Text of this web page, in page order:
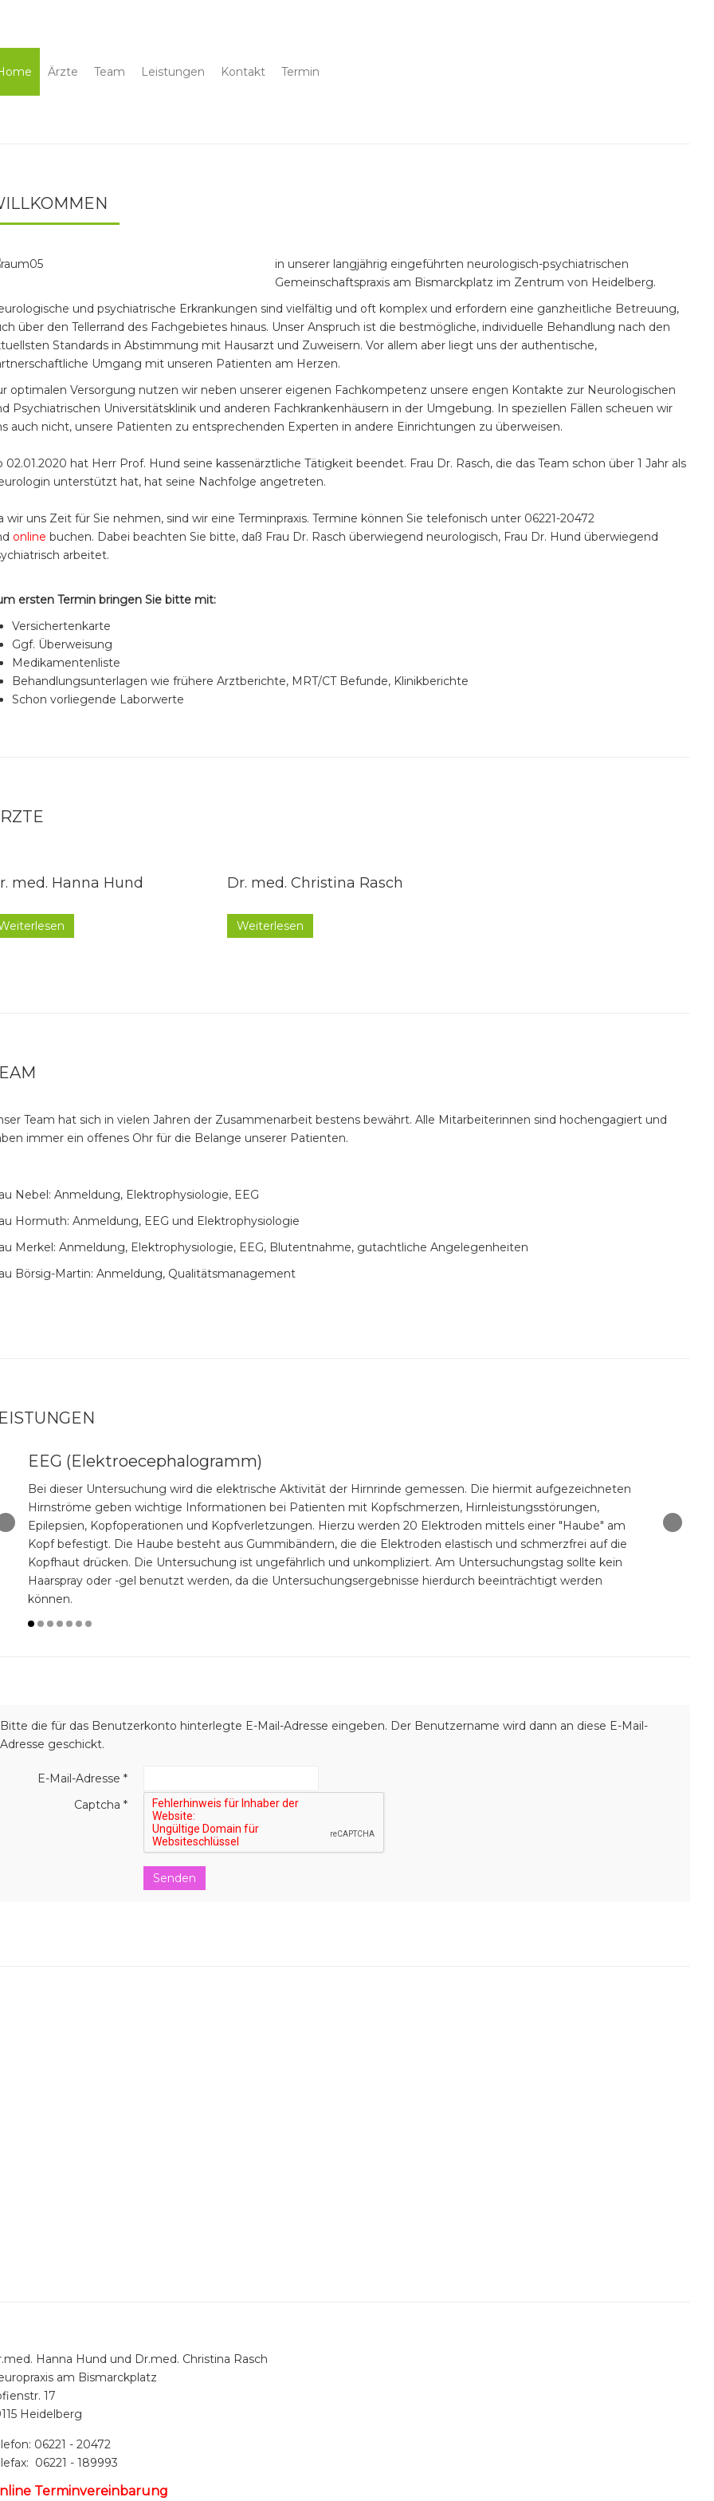
Ärzte Team Leistungen Kontakt Termin
in unserer langjährig eingeführten neurologisch-psychiatrischen
Gemeinschaftspraxis am Bismarckplatz im Zentrum von Heidelberg.
und psychiatrische Erkrankungen sind vielfältig und oft komplex und erfordern eine ganzheitliche Betreuung,
über den Tellerrand des Fachgebietes hinaus. Unser Anspruch ist die bestmögliche, individuelle Behandlung nach den
Standards in Abstimmung mit Hausarzt und Zuweisern. Vor allem aber liegt uns der authentische,
Umgang mit unseren Patienten am Herzen.
optimalen Versorgung nutzen wir neben unserer eigenen Fachkompetenz unsere engen Kontakte zur Neurologischen
Psychiatrischen Universitätsklinik und anderen Fachkrankenhäusern in der Umgebung. In speziellen Fällen scheuen wir
auch nicht, unsere Patienten zu entsprechenden Experten in andere Einrichtungen zu überweisen.
02.01.2020 hat Herr Prof. Hund seine kassenärztliche Tätigkeit beendet. Frau Dr. Rasch, die das Team schon über 1 Jahr als
unterstützt hat, hat seine Nachfolge angetreten.
wir uns Zeit für Sie nehmen, sind wir eine Terminpraxis. Termine können Sie telefonisch unter 06221-20472
online buchen. Dabei beachten Sie bitte, daß Frau Dr. Rasch überwiegend neurologisch, Frau Dr. Hund überwiegend
arbeitet.
ersten Termin bringen Sie bitte mit:
Versichertenkarte
Ggf. Überweisung
Medikamentenliste
Behandlungsunterlagen wie frühere Arztberichte, MRT/CT Befunde, Klinikberichte
Schon vorliegende Laborwerte
med. Hanna Hund Dr. med. Christina Rasch
Weiterlesen
Team hat sich in vielen Jahren der Zusammenarbeit bestens bewährt. Alle Mitarbeiterinnen sind hochengagiert und
immer ein offenes Ohr für die Belange unserer Patienten.
Nebel: Anmeldung, Elektrophysiologie, EEG
Hormuth: Anmeldung, EEG und Elektrophysiologie
Merkel: Anmeldung, Elektrophysiologie, EEG, Blutentnahme, gutachtliche Angelegenheiten
Börsig-Martin: Anmeldung, Qualitätsmanagement
EEG (Elektroecephalogramm)
Bei dieser Untersuchung wird die elektrische Aktivität der Hirnrinde gemessen. Die hiermit aufgezeichneten
Hirnströme geben wichtige Informationen bei Patienten mit Kopfschmerzen, Hirnleistungsstörungen,
Epilepsien, Kopfoperationen und Kopfverletzungen. Hierzu werden 20 Elektroden mittels einer "Haube" am
Kopf befestigt. Die Haube besteht aus Gummibändern, die die Elektroden elastisch und schmerzfrei auf die
Kopfhaut drücken. Die Untersuchung ist ungefährlich und unkompliziert. Am Untersuchungstag sollte kein
Haarspray oder -gel benutzt werden, da die Untersuchungsergebnisse hierdurch beeinträchtigt werden
können.
›
‹
Bitte die für das Benutzerkonto hinterlegte E-Mail-Adresse eingeben. Der Benutzername wird dann an diese E-Mail-
Adresse geschickt.
E-Mail-Adresse *
Captcha *
Senden
Hanna Hund und Dr.med. Christina Rasch
am Bismarckplatz
17
Heidelberg
06221 - 20472
06221 - 189993
Terminvereinbarung